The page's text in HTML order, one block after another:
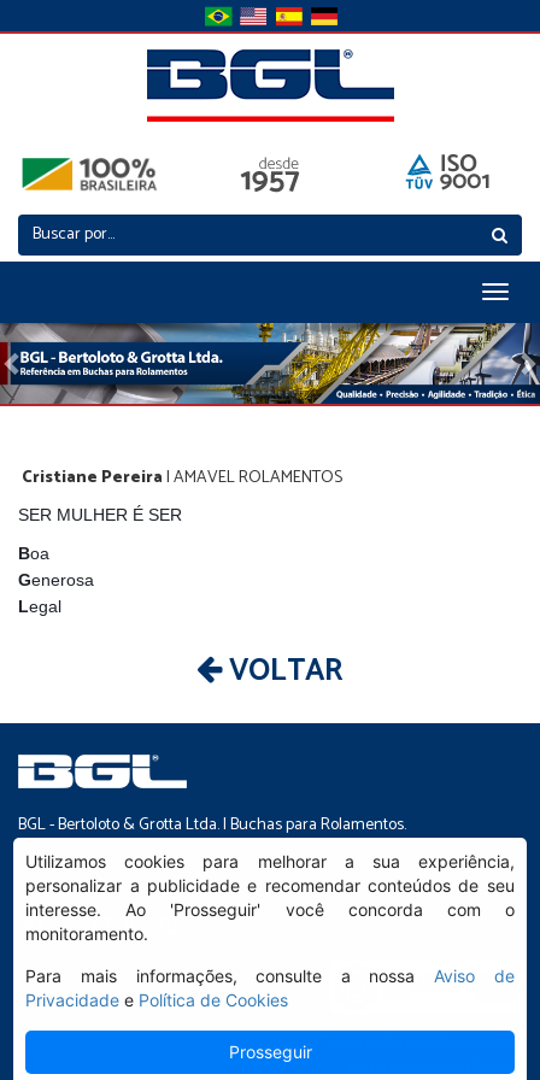
Previous
Cristiane Pereira| AMAVEL ROLAMENTOS
SER MULHER É SER
Boa
Generosa
Legal
VOLTAR
Utilizamos cookies para melhorar a sua experiência,
personalizar a publicidade e recomendar conteúdos de seu
interesse. Ao 'Prosseguir' você concorda com o
monitoramento.
Para mais informações, consulte a nossa Aviso de
Privacidade e Política de Cookies
Prosseguir
BGL - Bertoloto & Grotta Ltda. | Buchas para Rolamentos.
Av. Major José Levy Sobrinho, 1296 | Boa Vista
CEP 13486.190 | Limeira-SP | Brasil
|
(19) 99392.2793 | info@bgl.com.br
Todos os Direitos Reservados
DesenvolvimentoSphera